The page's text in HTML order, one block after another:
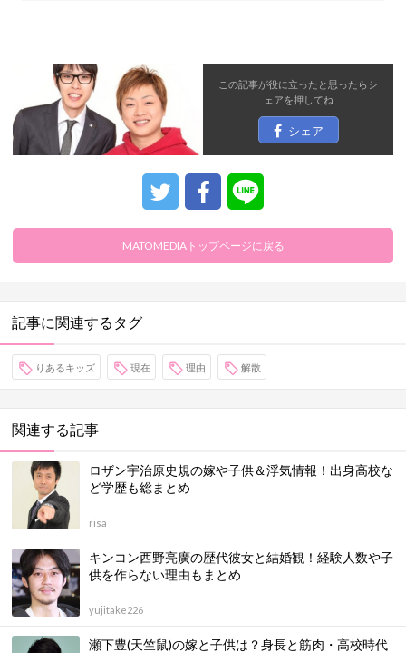
この記事が役に立ったと思ったらシ
ェアを押してね
シェア
MATOMEDIAトップページに戻る
記事に関連するタグ
りあるキッズ 現在 理由 解散
関連する記事
ロザン宇治原史規の嫁や子供＆浮気情報！出身高校な
ど学歴も総まとめ
risa
キンコン西野亮廣の歴代彼女と結婚観！経験人数や子
供を作らない理由もまとめ
yujitake226
瀬下豊(天竺鼠)の嫁と子供は？身長と筋肉・高校時代